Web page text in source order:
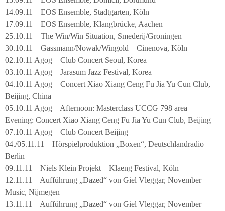
14.09.11 – EOS Ensemble, Stadtgarten, Köln
17.09.11 – EOS Ensemble, Klangbrücke, Aachen
25.10.11 – The Win/Win Situation, Smederij/Groningen
30.10.11 – Gassmann/Nowak/Wingold – Cinenova, Köln
02.10.11 Agog – Club Concert Seoul, Korea
03.10.11 Agog – Jarasum Jazz Festival, Korea
04.10.11 Agog – Concert Xiao Xiang Ceng Fu Jia Yu Cun Club,
Beijing, China
05.10.11 Agog – Afternoon: Masterclass UCCG 798 area
Evening: Concert Xiao Xiang Ceng Fu Jia Yu Cun Club, Beijing
07.10.11 Agog – Club Concert Beijing
04./05.11.11 – Hörspielproduktion „Boxen“, Deutschlandradio
Berlin
09.11.11 – Niels Klein Projekt – Klaeng Festival, Köln
12.11.11 – Aufführung „Dazed“ von Giel Vleggar, November
Music, Nijmegen
13.11.11 – Aufführung „Dazed“ von Giel Vleggar, November